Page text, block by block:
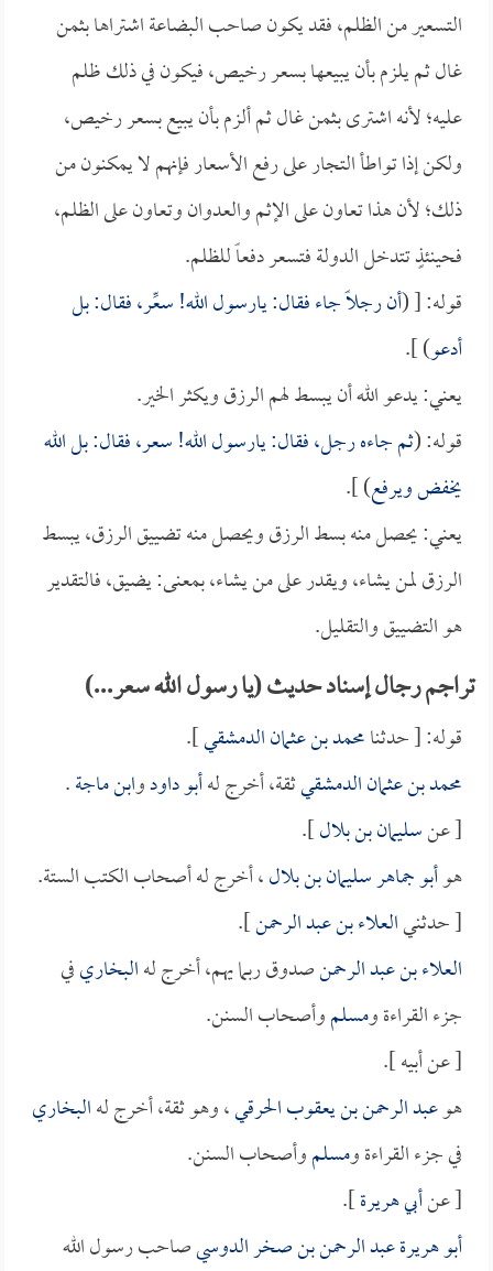
التسعير من الظلم، فقد يكون صاحب البضاعة اشتراها بثمن
غال ثم يلزم بأن يبيعها بسعر رخيص، فيكون في ذلك ظلم
عليه؛ لأنه اشترى بثمن غال ثم ألزم بأن يبيع بسعر رخيص،
ولكن إذا تواطأ التجار على رفع الأسعار فإنهم لا يمكنون من
ذلك؛ لأن هذا تعاون على الإثم والعدوان وتعاون على الظلم،
فحينئذٍ تتدخل الدولة فتسعر دفعاً للظلم.
قوله: [ (أن رجلاً جاء فقال: يارسول الله! سعِّر، فقال: بل
أدعو) ].
يعني: يدعو الله أن يبسط لهم الرزق ويكثر الخير.
قوله: (ثم جاءه رجل، فقال: يارسول الله! سعر، فقال: بل الله
يخفض ويرفع) ].
يعني: يحصل منه بسط الرزق ويحصل منه تضييق الرزق، يبسط
الرزق لمن يشاء، ويقدر على من يشاء، بمعنى: يضيق، فالتقدير
هو التضييق والتقليل.
تراجم رجال إسناد حديث (يا رسول الله سعر...)
قوله: [ حدثنامحمد بن عثمان الدمشقي].
محمد بن عثمان الدمشقيثقة، أخرج لهأبو داودوابن ماجة.
[ عنسليمان بن بلال].
هوأبو جماهر سليمان بن بلال، أخرج له أصحاب الكتب الستة.
[ حدثنيالعلاء بن عبد الرحمن].
العلاء بن عبد الرحمنصدوق ربما يهم، أخرج لهالبخاريفي
جزء القراءة ومسلموأصحاب السنن.
[ عن أبيه ].
هوعبد الرحمن بن يعقوب الحرقي، وهو ثقة، أخرج لهالبخاري
في جزء القراءة ومسلموأصحاب السنن.
[ عنأبي هريرة].
أبو هريرة عبد الرحمن بن صخر الدوسيصاحب رسول الله